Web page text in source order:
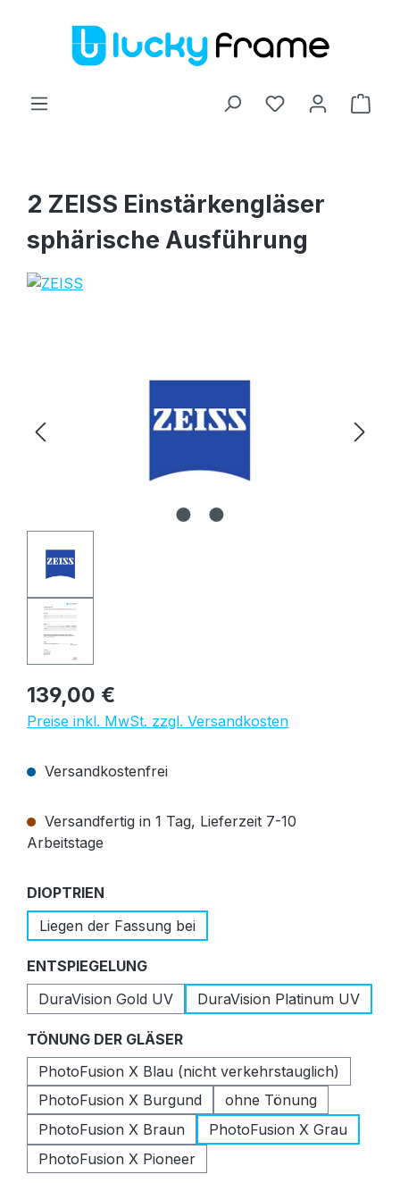
Zum Hauptinhalt springen
2 ZEISS Einstärkengläser
sphärische Ausführung
Regulärer Preis:
139,00 €
Preise inkl. MwSt. zzgl. Versandkosten
Versandkostenfrei
Versandfertig in 1 Tag, Lieferzeit 7-10
Arbeitstage
DIOPTRIEN
Liegen der Fassung bei
ENTSPIEGELUNGauswählen
DuraVision Gold UV
DuraVision Platinum UV
TÖNUNG DER GLÄSERauswählen
PhotoFusion X Blau (nicht verkehrstauglich)
PhotoFusion X Burgund
ohne Tönung
PhotoFusion X Braun
PhotoFusion X Grau
PhotoFusion X Pioneer